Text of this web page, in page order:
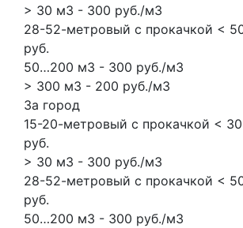
> 30 м3 - 300 руб./м3
28-52-метровый с прокачкой <
руб.
50…200 м3 - 300 руб./м3
> 300 м3 - 200 руб./м3
За город
15-20-метровый с прокачкой <
руб.
> 30 м3 - 300 руб./м3
28-52-метровый с прокачкой <
руб.
50…200 м3 - 300 руб./м3